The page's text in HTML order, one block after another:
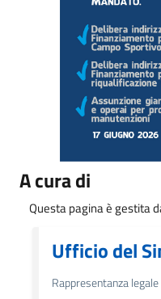
A cura di
Questa pagina è gestita
Ufficio del
Rappresentanza